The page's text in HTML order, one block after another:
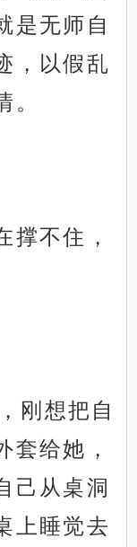
是无师自
，以假乱
。
撑不住，
刚想把自
套给她，
己从桌洞
上睡觉去